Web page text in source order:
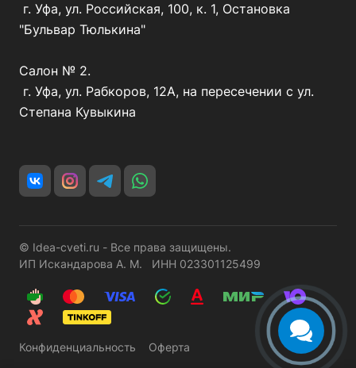
г. Уфа, ул. Российская, 100, к. 1, Остановка
"Бульвар Тюлькина"
Салон № 2.
г. Уфа, ул. Рабкоров, 12А, на пересечении с ул.
Степана Кувыкина
© Idea-cveti.ru - Все права защищены.
ИП Искандарова А. М. ИНН 023301125499
Конфиденциальность Оферта